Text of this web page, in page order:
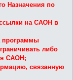
Назначения по
на САОН в
программы
либо
САОН;
связанную